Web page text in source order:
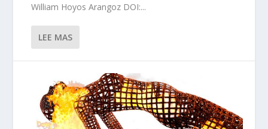
William Hoyos Arangoz DOI:...
LEE MAS